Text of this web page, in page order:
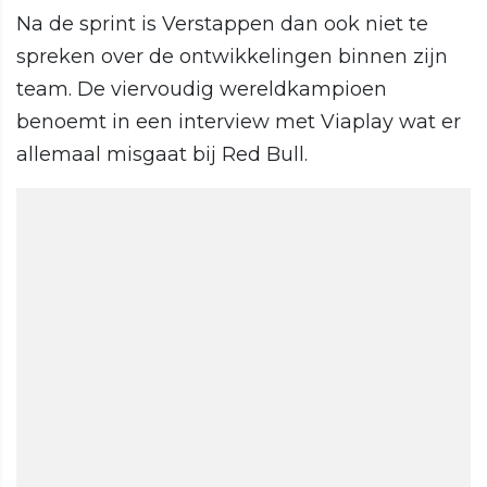
Na de sprint is Verstappen dan ook niet te
spreken over de ontwikkelingen binnen zijn
team. De viervoudig wereldkampioen
benoemt in een interview met Viaplay wat er
allemaal misgaat bij Red Bull.